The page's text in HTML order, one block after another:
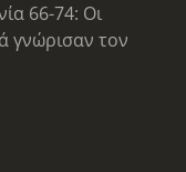
66-74: Οι
γνώρισαν τον